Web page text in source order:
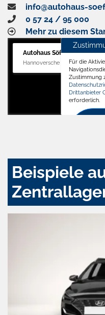
info@autohaus-
0 57 24 / 95 000
Mehr zu diesem
Autohaus Söffker GmbH
Hannoversche Str. 34, 31688
Für die
Zustimmung
Drittanbieter
erforderlich.
Beispiele